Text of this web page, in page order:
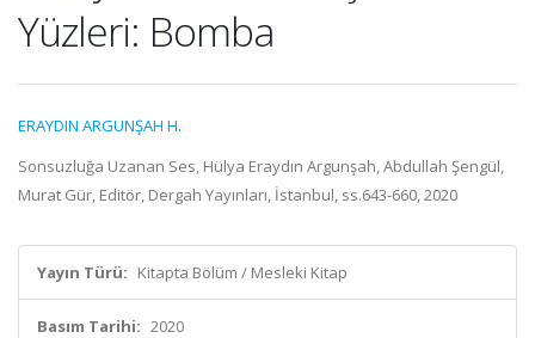
Yüzleri: Bomba
ERAYDIN ARGUNŞAH H.
Sonsuzluğa Uzanan Ses, Hülya Eraydın Argunşah, Abdullah Şengül,
Murat Gür, Editör, Dergah Yayınları, İstanbul, ss.643-660, 2020
Yayın Türü: Kitapta Bölüm / Mesleki Kitap
Basım Tarihi: 2020